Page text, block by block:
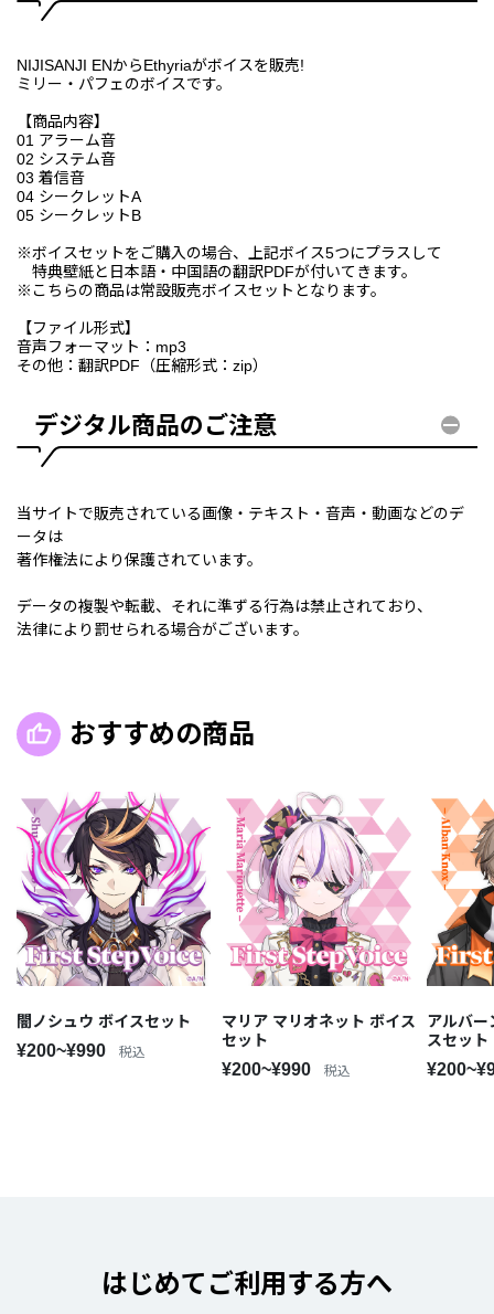
NIJISANJI ENからEthyriaがボイスを販売!
ミリー・パフェのボイスです。
【商品内容】
01 アラーム音
02 システム音
03 着信音
04 シークレットA
05 シークレットB
※ボイスセットをご購入の場合、上記ボイス5つにプラスして
特典壁紙と日本語・中国語の翻訳PDFが付いてきます。
※こちらの商品は常設販売ボイスセットとなります。
【ファイル形式】
音声フォーマット：mp3
その他：翻訳PDF（圧縮形式：zip）
デジタル商品のご注意
当サイトで販売されている画像・テキスト・音声・動画などのデ
ータは
著作権法により保護されています。
データの複製や転載、それに準ずる行為は禁止されており、
法律により罰せられる場合がございます。
おすすめの商品
闇ノシュウ ボイスセット
¥200~¥990 税込
マリア マリオネット ボイス
セット
¥200~¥990 税込
アルバー
スセット
はじめてご利用する方へ